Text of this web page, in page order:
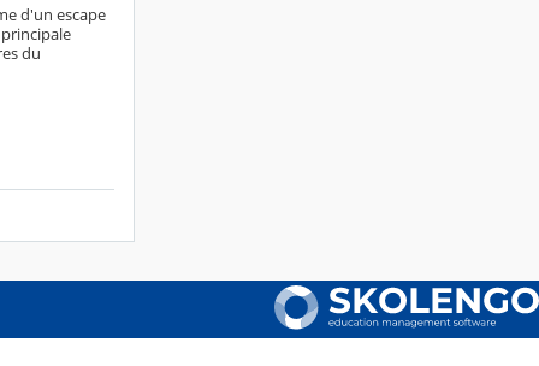
d'un escape
du